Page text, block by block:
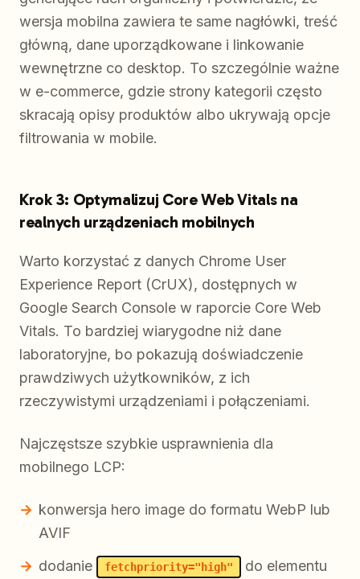
wersja mobilna zawiera te same nagłówki, treść
główną, dane uporządkowane i linkowanie
wewnętrzne co desktop. To szczególnie ważne
w e-commerce, gdzie strony kategorii często
skracają opisy produktów albo ukrywają opcje
filtrowania w mobile.
Krok 3: Optymalizuj Core Web Vitals na
realnych urządzeniach mobilnych
Warto korzystać z danych Chrome User
Experience Report (CrUX), dostępnych w
Google Search Console w raporcie Core Web
Vitals. To bardziej wiarygodne niż dane
laboratoryjne, bo pokazują doświadczenie
prawdziwych użytkowników, z ich
rzeczywistymi urządzeniami i połączeniami.
Najczęstsze szybkie usprawnienia dla
mobilnego LCP:
konwersja hero image do formatu WebP lub
AVIF
dodanie
fetchpriority="high"
do elementu